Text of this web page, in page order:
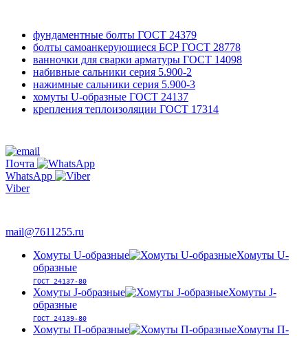
фундаментные болты ГОСТ 24379
болты самоанкерующиеся БСР ГОСТ 28778
ванночки для сварки арматуры ГОСТ 14098
набивные сальники серия 5.900-2
нажимные сальники серия 5.900-3
хомуты U-образные ГОСТ 24137
крепления теплоизоляции ГОСТ 17314
Почта
WhatsApp
Viber
mail@7611255.ru
Хомуты U-образные
Хомуты U-
образные
ГОСТ 24137-80
Хомуты J-образные
Хомуты J-
образные
ГОСТ 24139-80
Хомуты П-образные
Хомуты П-